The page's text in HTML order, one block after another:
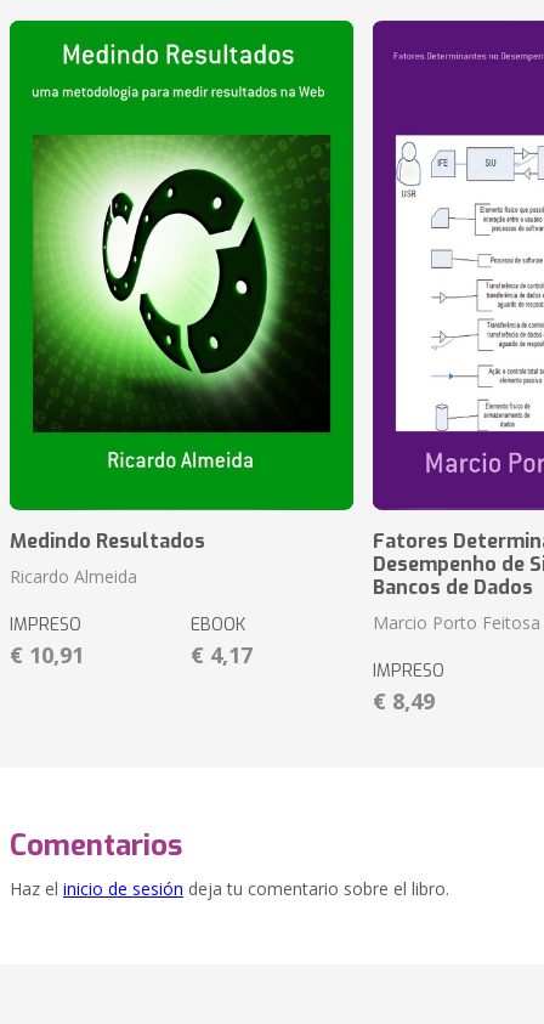
Medindo Resultados
Ricardo Almeida
IMPRESO
€ 10,91
EBOOK
€ 4,17
Fatores
Desempenho de
Bancos de Dados
Marcio Porto Feitosa
IMPRESO
€ 8,49
Comentarios
Haz el inicio de sesión deja tu comentario sobre el libro.